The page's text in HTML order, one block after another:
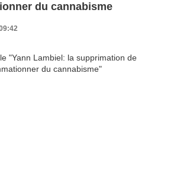
du cannabisme